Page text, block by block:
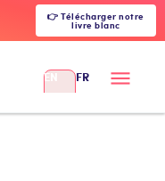
👉 Télécharger notre
livre blanc
EN FR